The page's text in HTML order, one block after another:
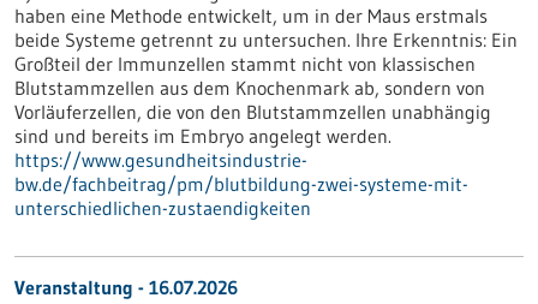
haben eine Methode entwickelt, um in der Maus erstmals
beide Systeme getrennt zu untersuchen. Ihre Erkenntnis: Ein
Großteil der Immunzellen stammt nicht von klassischen
Blutstammzellen aus dem Knochenmark ab, sondern von
Vorläuferzellen, die von den Blutstammzellen unabhängig
sind und bereits im Embryo angelegt werden.
https://www.gesundheitsindustrie-
bw.de/fachbeitrag/pm/blutbildung-zwei-systeme-mit-
unterschiedlichen-zustaendigkeiten
Veranstaltung - 16.07.2026